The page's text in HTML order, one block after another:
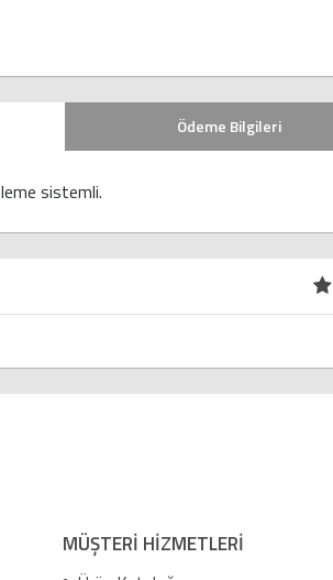
Ödeme Bilgileri
sistemli.
MÜŞTERİ HİZMETLERİ